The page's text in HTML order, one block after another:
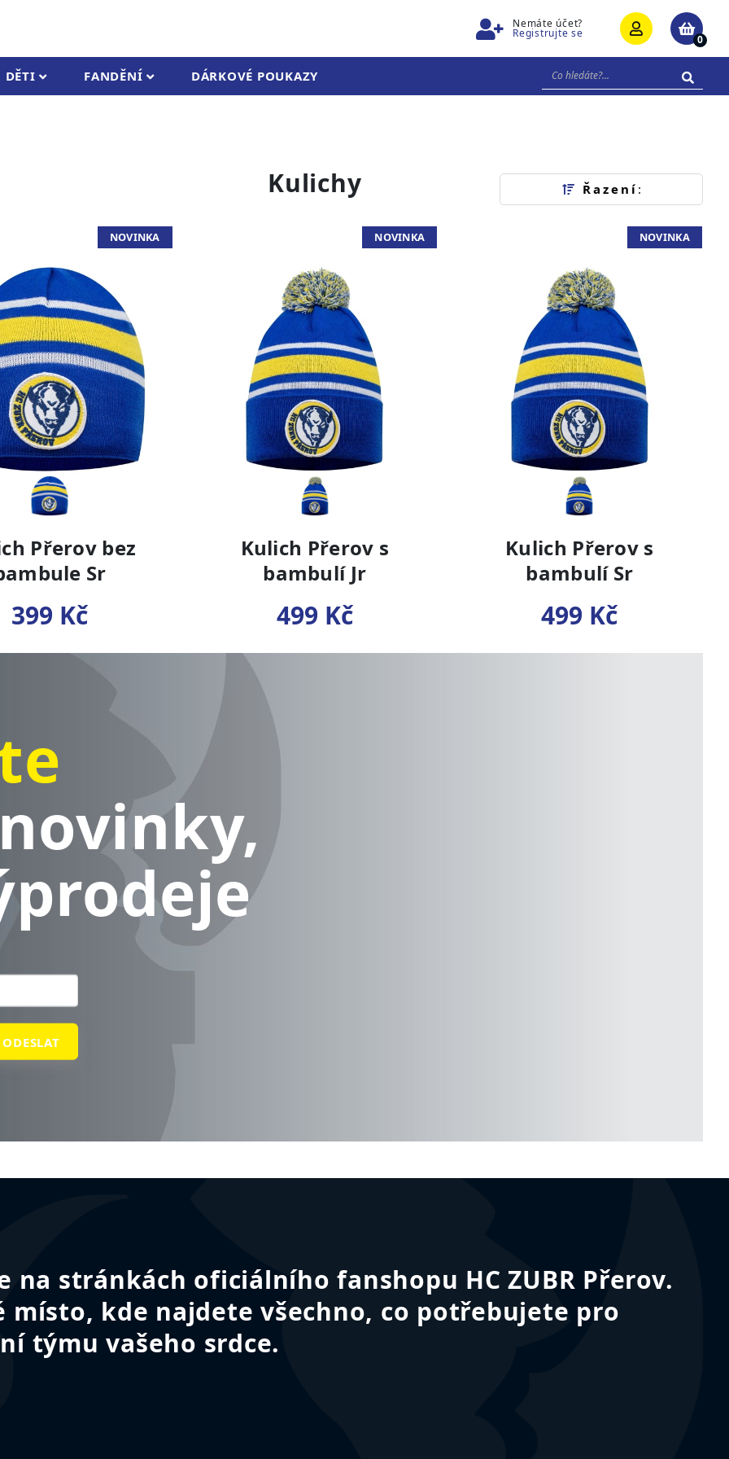
Nemáte účet?
Registrujte se 0
DĚTI FANDĚNÍ DÁRKOVÉ POUKAZY
Kulichy Řazení :
NOVINKA
Přerov bez
Sr
399 Kč
NOVINKA
Kulich Přerov s
bambulí Jr
499 Kč
NOVINKA
Kulich Přerov s
bambulí Sr
499 Kč
ODESLAT
na stránkách oficiálního fanshopu HC ZUBR Přerov.
místo, kde najdete všechno, co potřebujete pro
týmu vašeho srdce.